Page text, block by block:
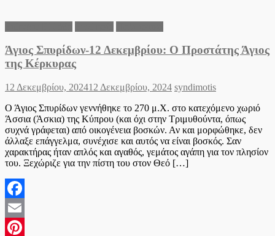
Άγιος Σπυρίδων-12 Δεκεμβρίου: Ο Προστάτης Άγιος
της Κέρκυρας
Posted
12 Δεκεμβρίου, 202412 Δεκεμβρίου, 2024 Author
syndimotis
Ο Άγιος Σπυρίδων γεννήθηκε το 270 μ.Χ. στο κατεχόμενο χωριό
Άσσια (Άσκια) της Κύπρου (και όχι στην Τριμυθούντα, όπως
συχνά γράφεται) από οικογένεια βοσκών. Αν και μορφώθηκε, δεν
άλλαξε επάγγελμα, συνέχισε και αυτός να είναι βοσκός. Σαν
χαρακτήρας ήταν απλός και αγαθός, γεμάτος αγάπη για τον πλησίον
του. Ξεχώριζε για την πίστη του στον Θεό […]
Facebook
Email